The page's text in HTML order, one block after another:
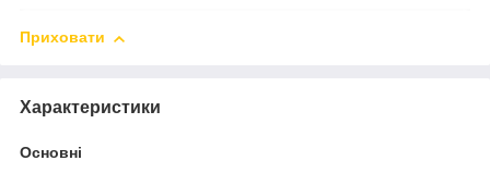
Приховати
Характеристики
Основні